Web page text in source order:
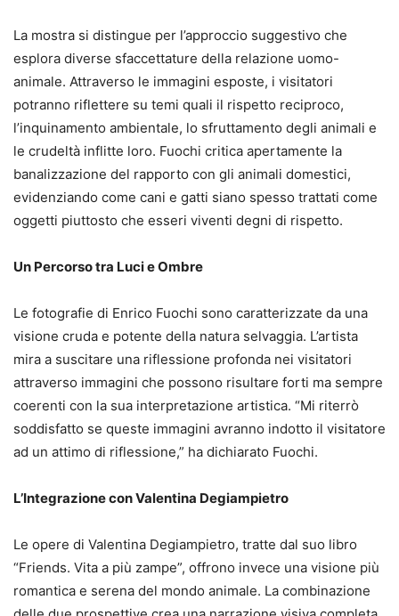
La mostra si distingue per l’approccio suggestivo che
esplora diverse sfaccettature della relazione uomo-
animale. Attraverso le immagini esposte, i visitatori
potranno riflettere su temi quali il rispetto reciproco,
l’inquinamento ambientale, lo sfruttamento degli animali e
le crudeltà inflitte loro. Fuochi critica apertamente la
banalizzazione del rapporto con gli animali domestici,
evidenziando come cani e gatti siano spesso trattati come
oggetti piuttosto che esseri viventi degni di rispetto.
Un Percorso tra Luci e Ombre
Le fotografie di Enrico Fuochi sono caratterizzate da una
visione cruda e potente della natura selvaggia. L’artista
mira a suscitare una riflessione profonda nei visitatori
attraverso immagini che possono risultare forti ma sempre
coerenti con la sua interpretazione artistica. “Mi riterrò
soddisfatto se queste immagini avranno indotto il visitatore
ad un attimo di riflessione,” ha dichiarato Fuochi.
L’Integrazione con Valentina Degiampietro
Le opere di Valentina Degiampietro, tratte dal suo libro
“Friends. Vita a più zampe”, offrono invece una visione più
romantica e serena del mondo animale. La combinazione